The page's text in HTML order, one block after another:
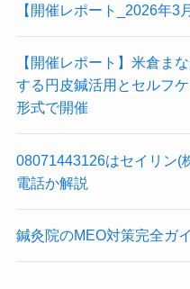
【開催レポート_2026年3
【開催レポート】米倉ま
する円皮鍼活用とセルフ
形式で開催
08071443126はセイリン(
電話か解説
鍼灸院のMEO対策完全ガ